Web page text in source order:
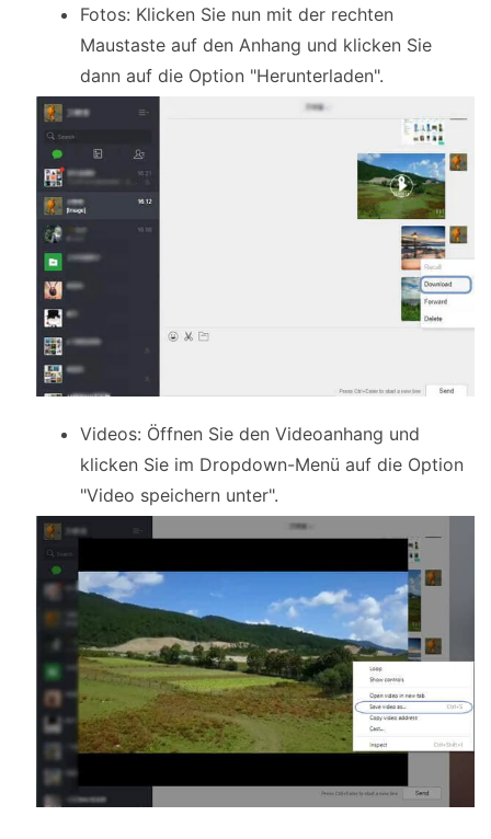
Fotos: Klicken Sie nun mit der rechten
Maustaste auf den Anhang und klicken Sie
dann auf die Option "Herunterladen".
Videos: Öffnen Sie den Videoanhang und
klicken Sie im Dropdown-Menü auf die Option
"Video speichern unter".